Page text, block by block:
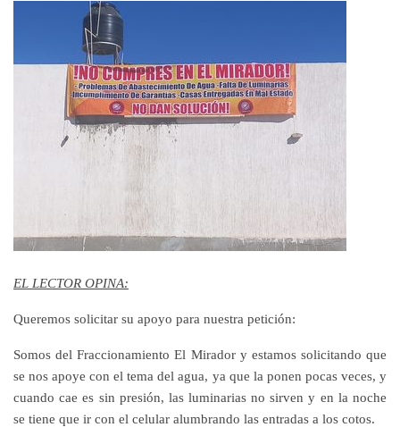
EL LECTOR OPINA:
Queremos solicitar su apoyo para nuestra petición:
Somos del Fraccionamiento El Mirador y estamos solicitando que
se nos apoye con el tema del agua, ya que la ponen pocas veces, y
cuando cae es sin presión, las luminarias no sirven y en la noche
se tiene que ir con el celular alumbrando las entradas a los cotos.